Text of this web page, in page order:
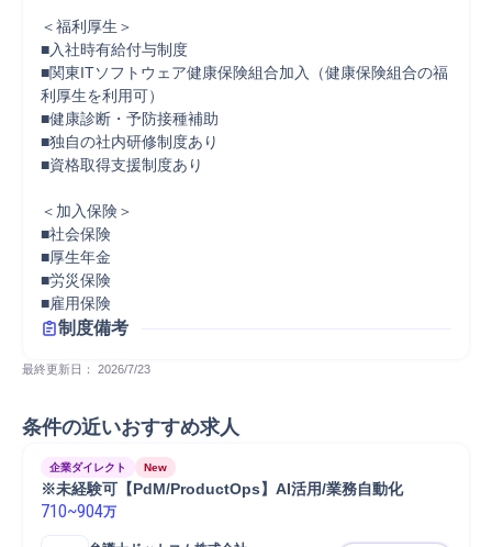
＜福利厚生＞
■入社時有給付与制度
■関東ITソフトウェア健康保険組合加入（健康保険組合の福
利厚生を利用可）
■健康診断・予防接種補助
■独自の社内研修制度あり
■資格取得支援制度あり
＜加入保険＞
■社会保険
■厚生年金
■労災保険
■雇用保険
制度備考
最終更新日： 2026/7/23
条件の近いおすすめ求人
企業ダイレクト New
※未経験可【PdM/ProductOps】AI活用/業務自動化
710~904万